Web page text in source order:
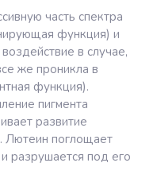
часть спектра
функция) и
в случае,
же проникла в
функция).
пигмента
развитие
Лютеин поглощает
разрушается под его